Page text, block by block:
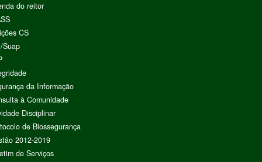
do reitor
CS
Suap
da Informação
à Comunidade
Disciplinar
de Biossegurança
2012-2019
de Serviços